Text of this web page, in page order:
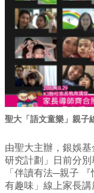
聖大「語文童樂」親子
由聖大主辦，銀娛
研究計劃」日前分別
「伴讀有法─親子
有趣味」線上家長講